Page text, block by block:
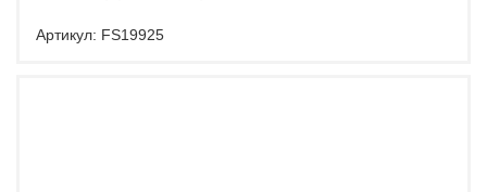
Артикул: FS19925